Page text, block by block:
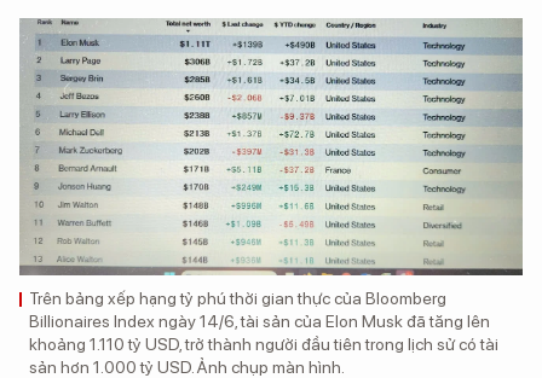
Trên bảng xếp hạng tỷ phú thời gian thực của Bloomberg
Billionaires Index ngày 14/6, tài sản của Elon Musk đã tăng lên
khoảng 1.110 tỷ USD, trở thành người đầu tiên trong lịch sử có tài
sản hơn 1.000 tỷ USD. Ảnh chụp màn hình.